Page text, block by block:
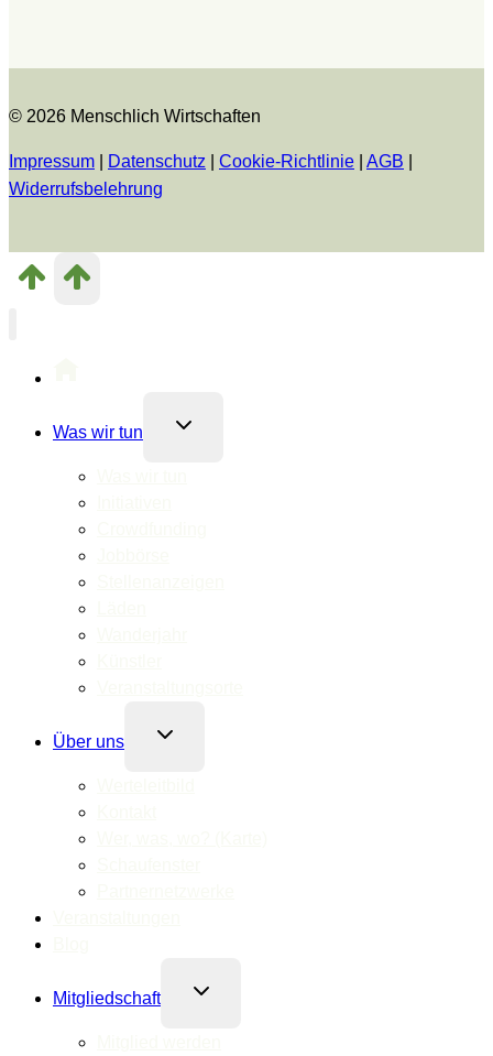
© 2026 Menschlich Wirtschaften
Impressum Datenschutz Cookie-Richtlinie AGB
Widerrufsbelehrung
Was wir tun
Untermenü
Über uns
Untermenü
Mitgliedschaft
Untermenü